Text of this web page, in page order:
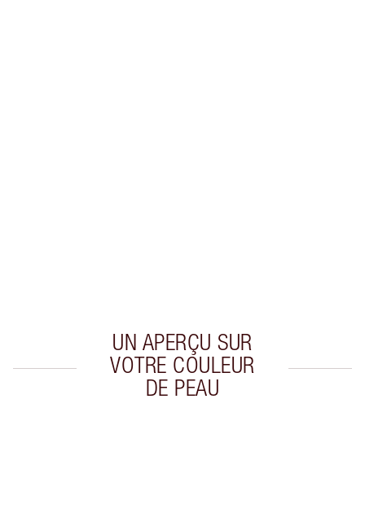
UN APERÇU SUR
VOTRE COULEUR
DE PEAU